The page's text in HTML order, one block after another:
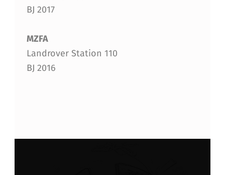
BJ 2017
MZFA
Landrover Station 110
BJ 2016